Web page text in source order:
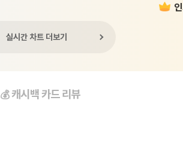
실시간 차트 더보기
💰캐시백 카드 리뷰